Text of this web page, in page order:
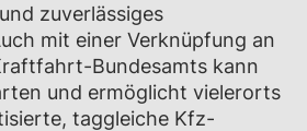
zuverlässiges
mit einer Verknüpfung an
Bundesamts kann
und ermöglicht vielerorts
taggleiche Kfz-